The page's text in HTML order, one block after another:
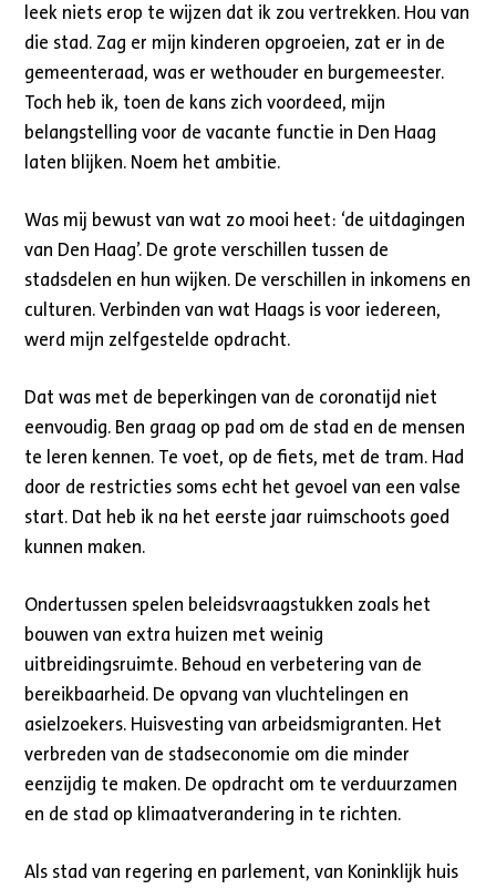
leek niets erop te wijzen dat ik zou vertrekken. Hou van
die stad. Zag er mijn kinderen opgroeien, zat er in de
gemeenteraad, was er wethouder en burgemeester.
Toch heb ik, toen de kans zich voordeed, mijn
belangstelling voor de vacante functie in Den Haag
laten blijken. Noem het ambitie.
Was mij bewust van wat zo mooi heet: ‘de uitdagingen
van Den Haag’. De grote verschillen tussen de
stadsdelen en hun wijken. De verschillen in inkomens en
culturen. Verbinden van wat Haags is voor iedereen,
werd mijn zelfgestelde opdracht.
Dat was met de beperkingen van de coronatijd niet
eenvoudig. Ben graag op pad om de stad en de mensen
te leren kennen. Te voet, op de fiets, met de tram. Had
door de restricties soms echt het gevoel van een valse
start. Dat heb ik na het eerste jaar ruimschoots goed
kunnen maken.
Ondertussen spelen beleidsvraagstukken zoals het
bouwen van extra huizen met weinig
uitbreidingsruimte. Behoud en verbetering van de
bereikbaarheid. De opvang van vluchtelingen en
asielzoekers. Huisvesting van arbeidsmigranten. Het
verbreden van de stadseconomie om die minder
eenzijdig te maken. De opdracht om te verduurzamen
en de stad op klimaatverandering in te richten.
Als stad van regering en parlement, van Koninklijk huis